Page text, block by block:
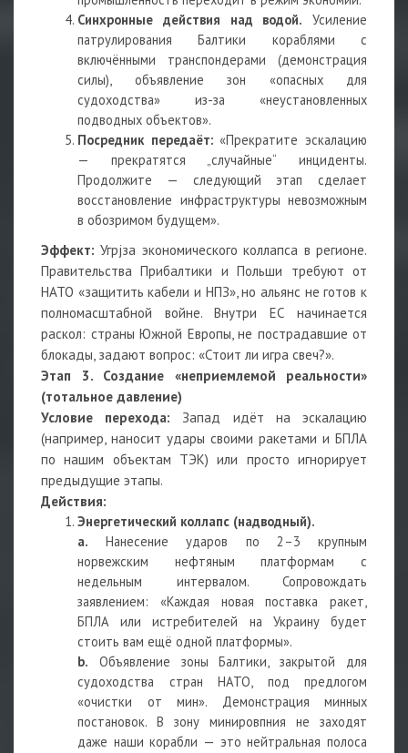
Синхронные действия над водой.
Усиление
патрулирования Балтики кораблями с
включёнными транспондерами (демонстрация
силы), объявление зон «опасных для
судоходства» из-за «неустановленных
подводных объектов».
Посредник передаёт: «Прекратите эскалацию
— прекратятся „случайные“ инциденты.
Продолжите — следующий этап сделает
восстановление инфраструктуры невозможным
в обозримом будущем».
Эффект: Угрjза экономического коллапса в регионе.
Правительства Прибалтики и Польши требуют от
НАТО «защитить кабели и НПЗ», но альянс не готов к
полномасштабной войне. Внутри ЕС начинается
раскол: страны Южной Европы, не пострадавшие от
блокады, задают вопрос: «Стоит ли игра свеч?».
Этап 3. Создание «неприемлемой реальности»
(тотальное давление)
Условие перехода:
Запад идёт на эскалацию
(например, наносит удары своими ракетами и БПЛА
по нашим объектам ТЭК) или просто игнорирует
предыдущие этапы.
Действия:
Энергетический коллапс (надводный).
a.
Нанесение ударов по 2–3 крупным
норвежским нефтяным платформам с
недельным интервалом. Сопровождать
заявлением: «Каждая новая поставка ракет,
БПЛА или истребителей на Украину будет
стоить вам ещё одной платформы».
b.
Объявление зоны Балтики, закрытой для
судоходства стран НАТО, под предлогом
«очистки от мин». Демонстрация минных
постановок. В зону минировпния не заходят
даже наши корабли — это нейтральная полоса